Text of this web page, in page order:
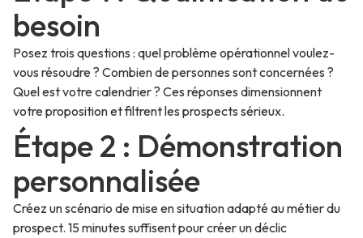
besoin
Posez trois questions : quel problème opérationnel voulez-
vous résoudre ? Combien de personnes sont concernées ?
Quel est votre calendrier ? Ces réponses dimensionnent
votre proposition et filtrent les prospects sérieux.
Étape 2 : Démonstration
personnalisée
Créez un scénario de mise en situation adapté au métier du
prospect. 15 minutes suffisent pour créer un déclic